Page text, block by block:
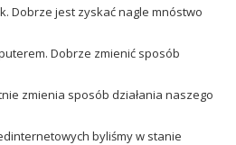
Dobrze jest zyskać nagle mnóstwo
Dobrze zmienić sposób
zmienia sposób działania naszego
byliśmy w stanie